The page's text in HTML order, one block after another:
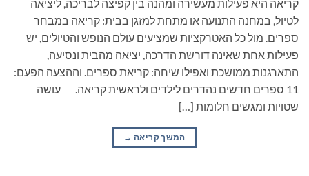
קריאה היא פעילות מעשירה ומהנה בין קפיצה לבריכה, ליציאה
לטיול, במחנה התנועה או מתחת למזגן בבית: קריאה במבחר
ספרים. מול כל האטרקציות שמציעים עולם הנופש והטיולים, יש
פעילות אחת שאינה דורשת הדרכה, יציאה מהבית ונסיעה,
התארגנות ממושכת ואפילו שיחה: קריאת ספרים. וההצעה הפעם:
11 ספרים חדשים נהדרים לילדים ולראשית קריאה. עושה
שטויות ומגשים חלומות […]
המשך קריאה →